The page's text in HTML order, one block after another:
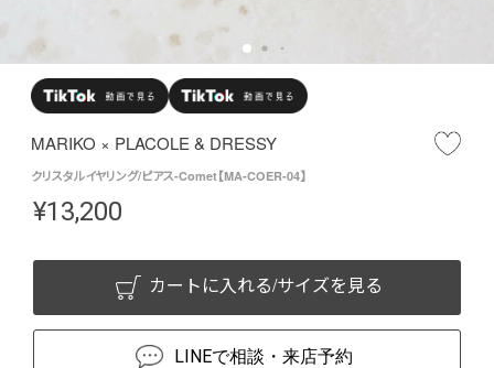
MARIKO × PLACOLE & DRESSY
クリスタルイヤリング/ピアス-Comet【MA-COER-04】
¥13,200
カートに入れる/サイズを見る
LINEで相談・来店予約